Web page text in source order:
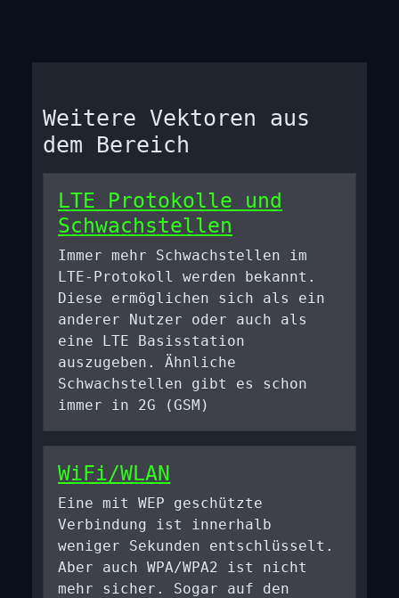
Weitere Vektoren aus
dem Bereich
LTE Protokolle und
Schwachstellen
Immer mehr Schwachstellen im
LTE-Protokoll werden bekannt.
Diese ermöglichen sich als ein
anderer Nutzer oder auch als
eine LTE Basisstation
auszugeben. Ähnliche
Schwachstellen gibt es schon
immer in 2G (GSM)
WiFi/WLAN
Eine mit WEP geschützte
Verbindung ist innerhalb
weniger Sekunden entschlüsselt.
Aber auch WPA/WPA2 ist nicht
mehr sicher. Sogar auf den